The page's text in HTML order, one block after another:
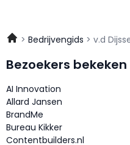
Bedrijvengids v.d
Bezoekers
AI Innovation
Allard Jansen
BrandMe
Bureau Kikker
Contentbuilders.nl